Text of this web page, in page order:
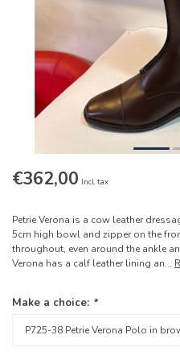
€362,00 Incl. tax
Petrie Verona is a cow leather
5cm high bowl and zipper on the
throughout, even around the ankle
Verona has a calf leather lining an...
Make a choice: *